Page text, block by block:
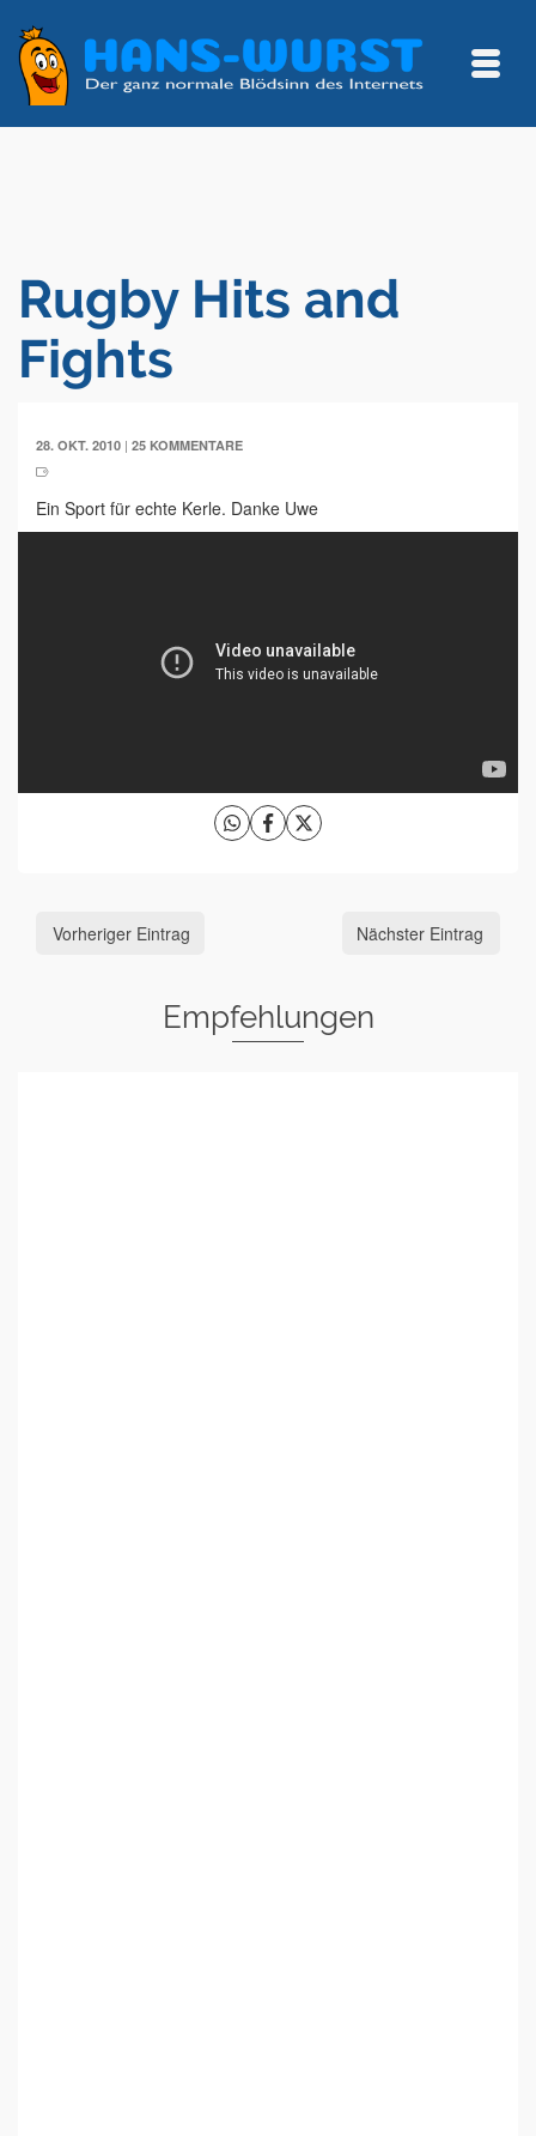
Rugby Hits and
Fights
28. OKT. 2010 | 25 KOMMENTARE
Ein Sport für echte Kerle. Danke Uwe
Vorheriger Eintrag Nächster Eintrag
Empfehlungen